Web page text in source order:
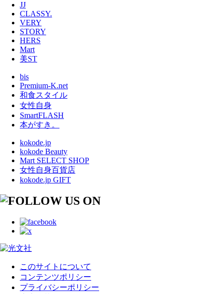
JJ
CLASSY.
VERY
STORY
HERS
Mart
美ST
bis
Premium-K.net
和食スタイル
女性自身
SmartFLASH
本がすき。
kokode.jp
kokode Beauty
Mart SELECT SHOP
女性自身百貨店
kokode.jp GIFT
このサイトについて
コンテンツポリシー
プライバシーポリシー